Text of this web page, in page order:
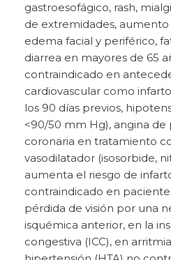
gastroesofágico, rash,
de extremidades,
edema facial y periférico,
diarrea en mayores de 65
contraindicado en
cardiovascular como
los 90 días previos,
<90/50 mm Hg), angina
coronaria en tratamiento
vasodilatador (isosorbide,
aumenta el riesgo de
contraindicado en
pérdida de visión por una
isquémica anterior, en la
congestiva (ICC), en